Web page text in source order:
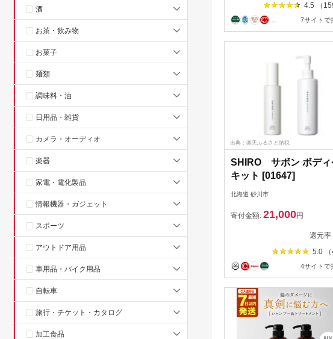
酒
お茶・飲み物
お菓子
麺類
調味料・油
日用品・雑貨
カメラ・オーディオ
楽器
家電・電化製品
情報機器・ガジェット
スポーツ
アウトドア用品
車用品・バイク用品
自転車
旅行・チケット・カタログ
加工食品
4.5 （
7サイトで
出典：楽天ふるさと納税
SHIRO サボン ボディ
キット [01647]
北海道 砂川市
寄付金額: 21,000円
還元率
5.0 （
4サイトで